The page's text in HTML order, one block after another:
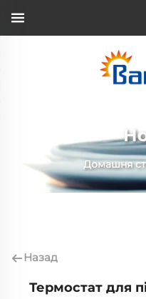
Домашня
Назад
Термостат для